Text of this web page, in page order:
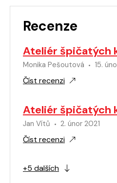
Recenze
Ateliér špičatých
Monika Pešoutová 15.
Číst recenzi
Ateliér špičatých
Jan Vítů 2. únor 2021
Číst recenzi
+5 dalších